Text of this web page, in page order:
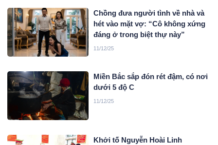
Chồng đưa người tình về nhà và
hét vào mặt vợ: “Cô không xứng
đáng ở trong biệt thự này”
11/12/25
Miền Bắc sắp đón rét đậm, có nơi
dưới 5 độ C
11/12/25
Khởi tố Nguyễn Hoài Linh